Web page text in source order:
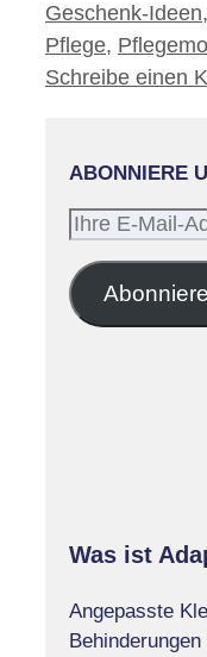
Geschenk-Ideen,
Pflege,
Schreibe einen
ABONNIERE
Ihre
Mail-
Adresse
Was ist
Angepasste